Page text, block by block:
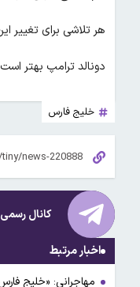
هر تلاشی برای تغییر
دونالد ترامپ بهتر
خلیج فارس
کانال
اخبار مرتبط
مهاجرانی: «خلیج